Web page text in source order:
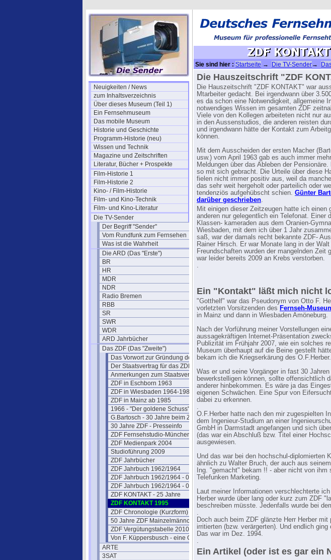
Neuigkeiten / News
zum Inhaltsverzeichnis
Über dieses Museum (Teil 1)
Ein Fernsehmuseum
Das mobile Museum
Historie und Geschichte
Programm-Historie (neu)
Wissen und Technik
Magazine und Zeitschriften
Literatur, Bücher + Prospekte
Film-Historie 1
Film-Historie 2
Kino- / Film-Historie
Film- und Kino-Technik
Film- und Kino-Literatur
Die TV-Sender
Der Begriff "Sender"
Vom Rundfunk zum Fernsehen
Was ist die Wahrheit
Die ARD (Das "Erste")
BR
HR
MDR
NDR
Radio Bremen
RBB
SR
SWR
WDR
ARD Jahrbücher
Das ZDF (Das "Zweite")
Das Vorwort zur Gründung des ZDF
Der Staatsvertrag für das ZDF
Anmerkungen zum Staatsvertrag
ZDF in Eschborn 1963
ZDF in Wiesbaden 1964-1984
ZDF in Mainz ab 1985
1966 - "Der goldene Schuss" Fotos
G.Bartosch - 30 Jahre beim ZDF
30 Jahre ZDF - Presseinfo
ZDF Fernsehstudio-München
ZDF Medienpark 2004
Studioführung 2009
ZDF Jahrbücher
ZDF Jahrbuch 1962/1964
ZDF Jahrbuch 1962/1964 - 02
ZDF Jahrbuch 1962/1964 - 03
ZDF KONTAKT - 25 Jahre
ZDF KONTAKT 1995
ZDF Chronologie (Kurzform)
50 Jahre ZDF Mainzelmännchen
ZDF Vergütungstabelle 2010
Von F. Küppersbusch - eine Glosse ?
ARTE
3SAT
Sie sind hier : Startseite → Die TV-Sender→
Die Hauszeitschrift "ZDF
Die Hauszeitschrift "ZDF KONTAKT" war
Mtarbeiter gedacht. Bei irgendwann über
es da schon eine Notwendigkeit, allgemeine
notwendiges Wissen im gesamten ZDF
Viele von den Kollegen arbeiteten nicht nur
in den Aussenstudios, die anderen reisten
und irgendwann hätte der Kontakt zum
können.
Mit dem Ausscheiden der ersten Macher
usw.) vom April 1963 gab es auch immer
Meldungen über das Ableben der
so mit sich gebracht. Die Urteile über diese
fielen nicht immer positiv aus, weil da
das sehr weit hergeholt oder parteilich oder
tendenziös aufgehübscht schien. Günter
darüber geschrieben.
Mit einigen dieser Zeitzeugen hatte ich einen
anderen nur gelegentlich ein Telefonat. Einer
Klassen- kameraden aus dem Oranien-
Wiesbaden, mit dem ich über 1 Jahr
saß, war der damals recht bekannte ZDF-
Rainer Hirsch. Er war Monate lang in der
Freundschaften wurden der mangelnden Zeit
war leider bereits 2009 an Krebs verstorben.
.
Ein "Kontakt" läßt mich nicht
"Gotthelf" war das Pseudonym von Otto F.
vorletzten Vorsitzenden des Fernseh-
in Mainz und dann in Wiesbaden Amöneburg.
Nach der Vorführung meiner Vorstellungen
aussagekräftigen Internet-Präsentation
Publizität im Frühjahr 2007, wie ein solches
Museum überhaupt auf die Beine gestellt
bekam ich die Kriegserkärung des O.F.Herber.
Was er und seine Vorgänger in fast 30
bewerkstelligen können, sollte offensichtlich
anderer hinbekommen. Es wäre ja das
eigenen Schwächen. Eine Spur von
dabei zu erkennen.
.
O.F.Herber hatte nach den mir zugespielten
dem Ingenieur-Studium an einer
GmbH in Darmstadt angefangen und sich
(das war ein Abschluß bzw. Titel einer
ausgewiesen.
Und das war bei den hochschul-diplomierten
ähnlich zu Walter Bruch, der auch aus
Ing. "gemacht" bekam !! - aber nicht von
Telefunken Marketing.
Laut meiner Informationen verschlechterte
Herber wurde über lang oder kurz zum ZDF
beschreiben müsste. Jedenfalls wurde bei
.
Doch auch beim ZDF glänzte Herr Herber
irritierten (bzw. verärgerten). Und endlich
Das war im Dez. 1994.
.
Ein Artikel (oder ist es gar ein